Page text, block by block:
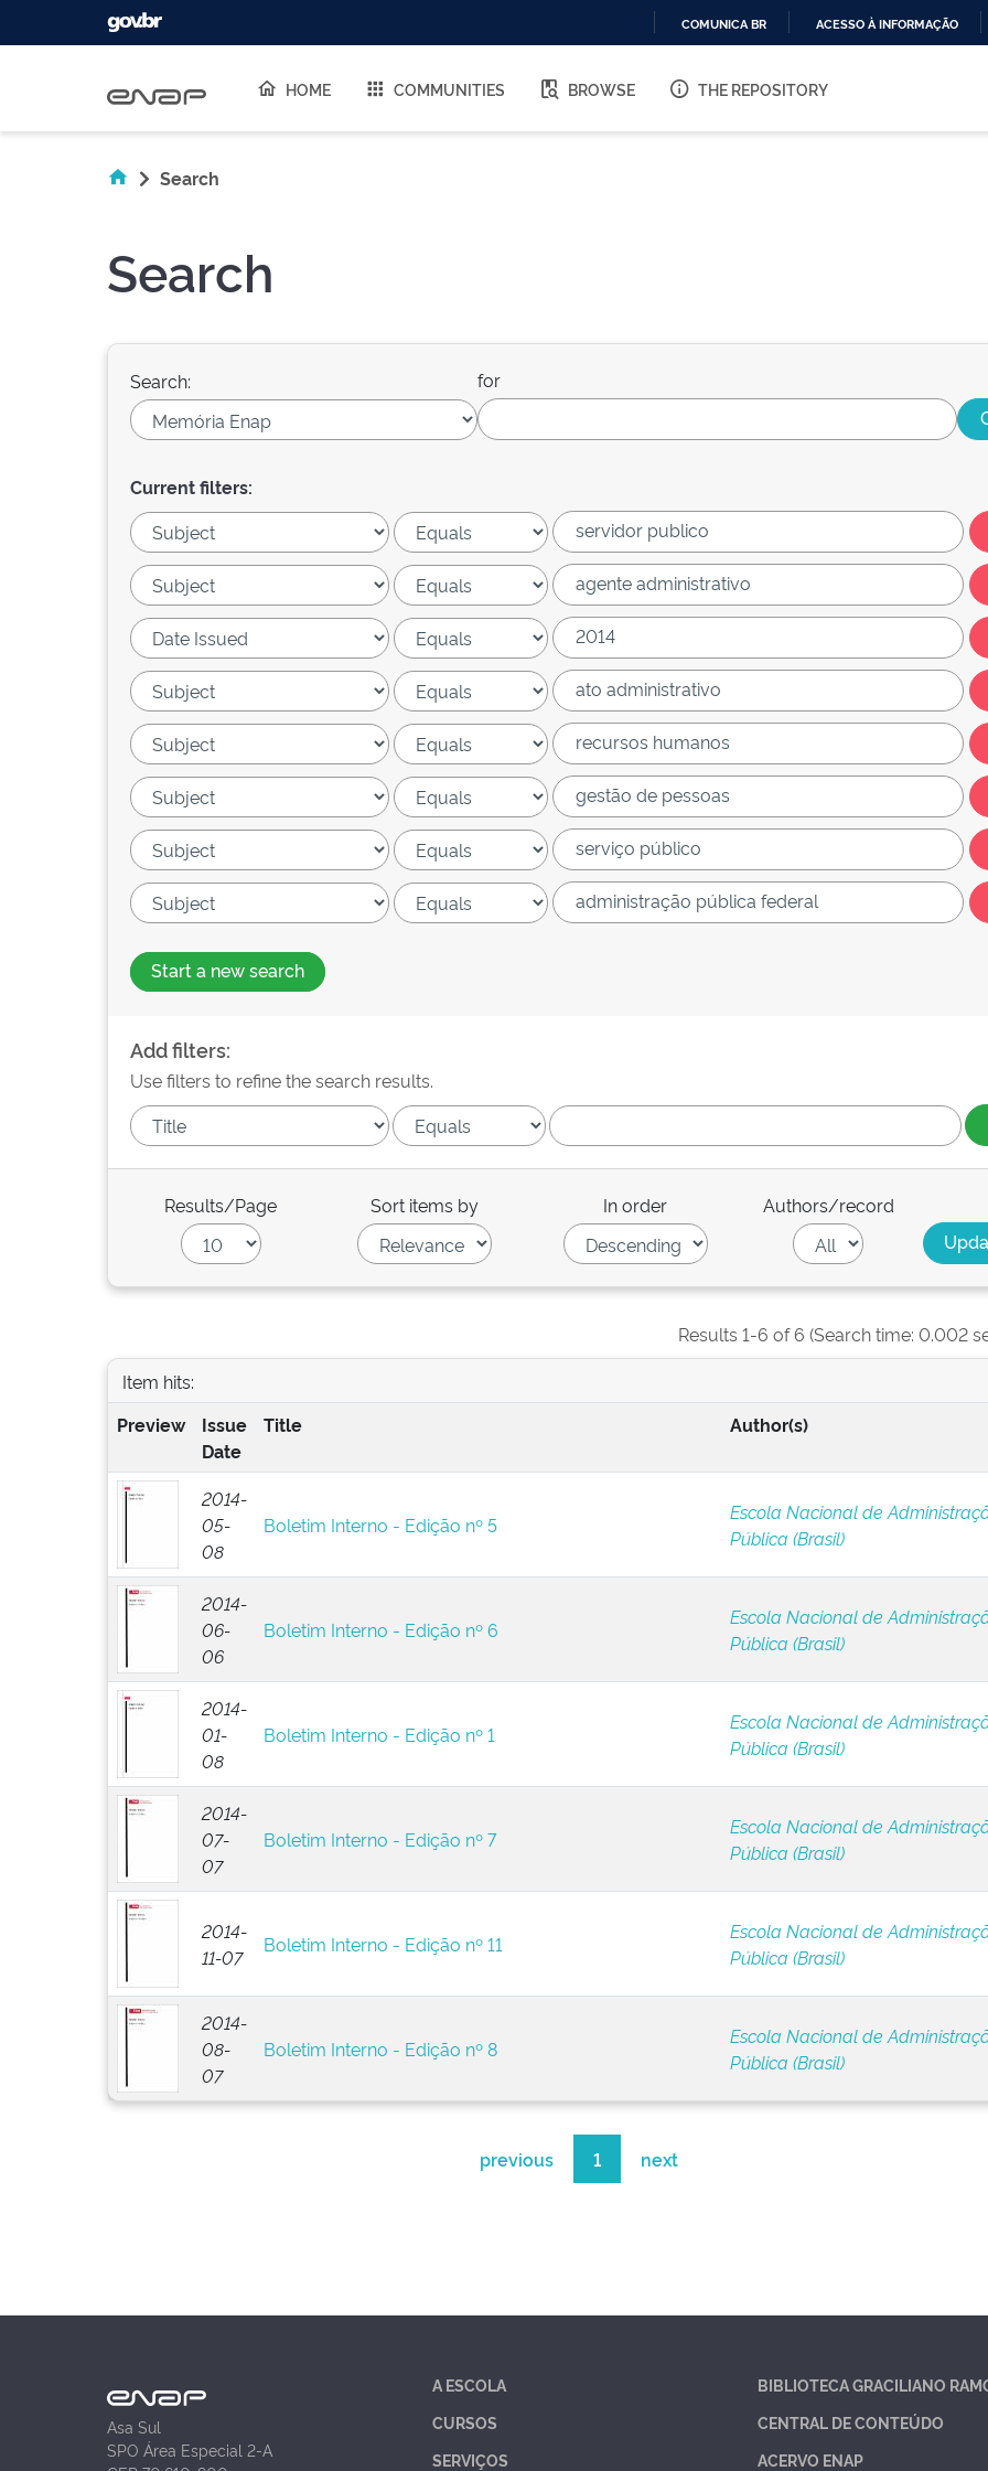
O
COMUNICA BR ACESSO À INFORMAÇÃO
HOME COMMUNITIES BROWSE THE REPOSITORY
Search
Search
Search: for
Current filters:
Start a new search
Add filters:
Use filters to refine the search results.
Results/Page Sort items by In order Authors/record
Results 1-6 of 6 (Search time: 0.002
Item hits:
Preview
Issue
Date
Title Author(s)
2014-
05-
08
Boletim Interno - Edição nº 5
Escola Nacional de
Pública (Brasil)
2014-
06-
06
Boletim Interno - Edição nº 6
Escola Nacional de
Pública (Brasil)
2014-
01-
08
Boletim Interno - Edição nº 1
Escola Nacional de
Pública (Brasil)
2014-
07-
07
Boletim Interno - Edição nº 7
Escola Nacional de
Pública (Brasil)
2014-
11-07
Boletim Interno - Edição nº 11
Escola Nacional de
Pública (Brasil)
2014-
08-
07
Boletim Interno - Edição nº 8
Escola Nacional de
Pública (Brasil)
previous 1 next
Asa Sul
SPO Área Especial 2-A
A ESCOLA
CURSOS
SERVIÇOS
BIBLIOTECA GRACILIANO
CENTRAL DE CONTEÚDO
ACERVO ENAP